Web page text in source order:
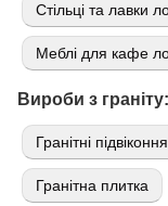
Стільці та лавки
Меблі для кафе
Вироби з граніту:
Гранітні підвіконня
Гранітна плитка